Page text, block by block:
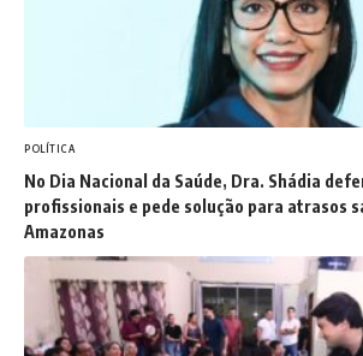
POLÍTICA
No Dia Nacional da Saúde, Dra. Shádia
profissionais e pede solução para atrasos
Amazonas